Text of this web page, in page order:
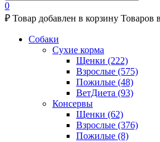
0
₽ Товар добавлен в корзину Товаров
Собаки
Сухие корма
Щенки (222)
Взрослые (575)
Пожилые (48)
ВетДиета (93)
Консервы
Щенки (62)
Взрослые (376)
Пожилые (8)